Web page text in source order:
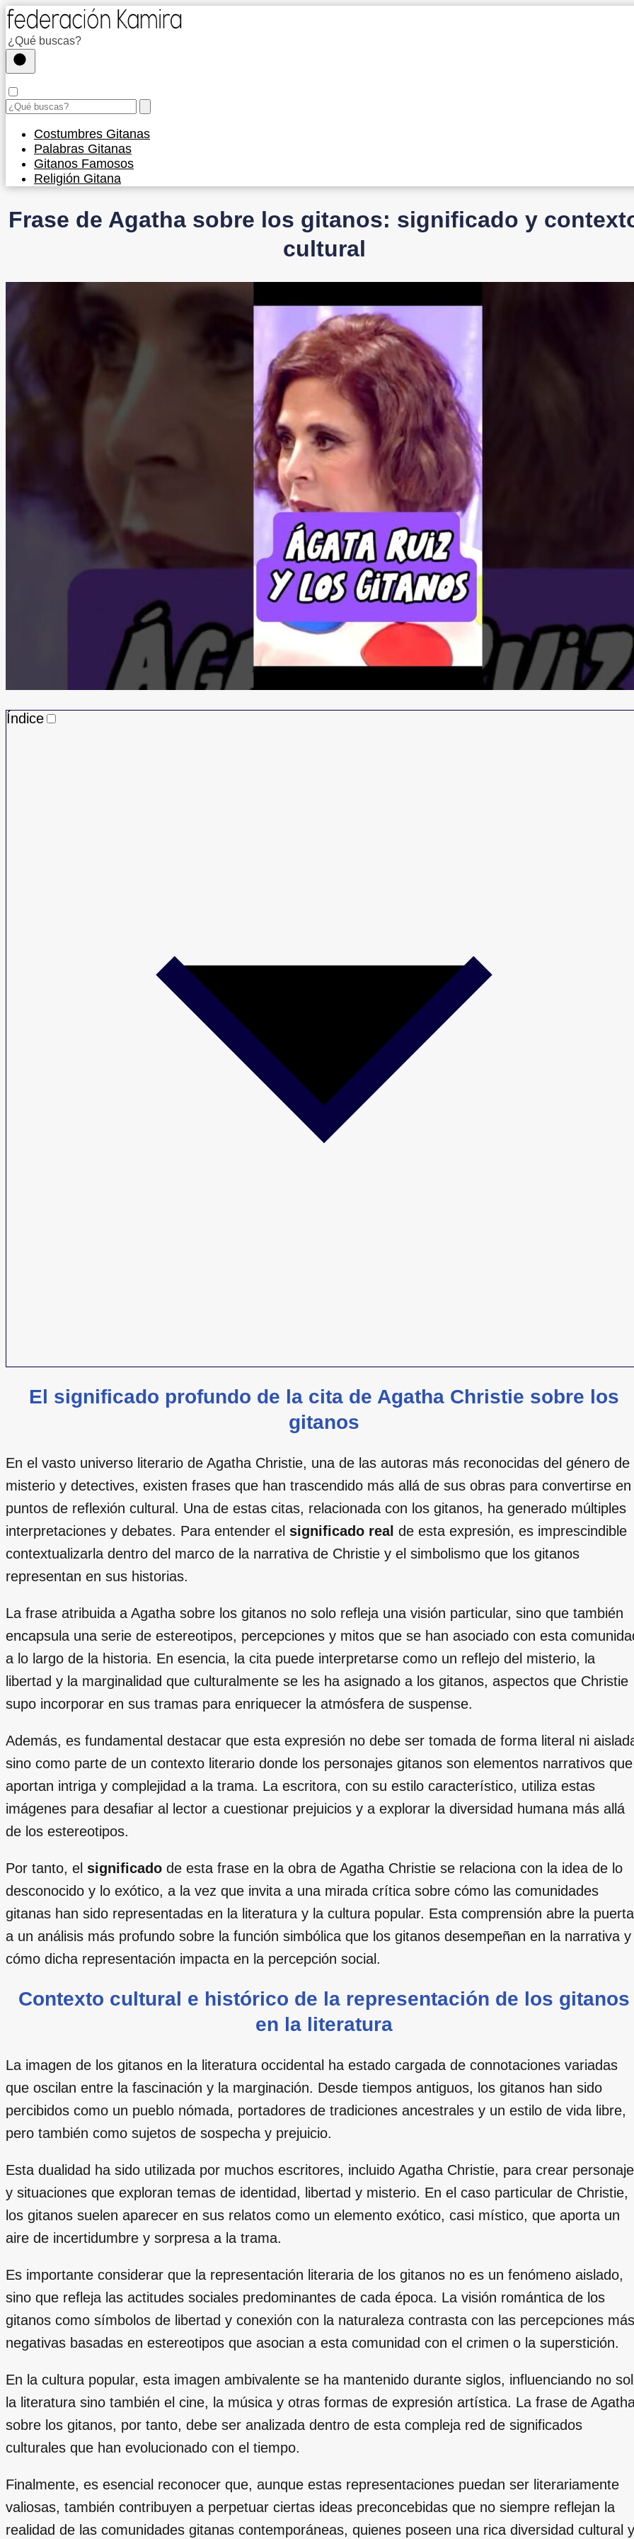
Costumbres Gitanas
Palabras Gitanas
Gitanos Famosos
Religión Gitana
Frase de Agatha sobre los gitanos: significado y
cultural
Índice
El significado profundo de la cita de Agatha Christie sobre los
gitanos
En el vasto universo literario de Agatha Christie, una de las autoras más reconocidas del género de
misterio y detectives, existen frases que han trascendido más allá de sus obras para convertirse en
puntos de reflexión cultural. Una de estas citas, relacionada con los gitanos, ha generado múltiples
interpretaciones y debates. Para entender el significado real de esta expresión, es imprescindible
contextualizarla dentro del marco de la narrativa de Christie y el simbolismo que los gitanos
representan en sus historias.
La frase atribuida a Agatha sobre los gitanos no solo refleja una visión particular, sino que también
encapsula una serie de estereotipos, percepciones y mitos que se han asociado con esta
a lo largo de la historia. En esencia, la cita puede interpretarse como un reflejo del misterio, la
libertad y la marginalidad que culturalmente se les ha asignado a los gitanos, aspectos que Christie
supo incorporar en sus tramas para enriquecer la atmósfera de suspense.
Además, es fundamental destacar que esta expresión no debe ser tomada de forma literal ni
sino como parte de un contexto literario donde los personajes gitanos son elementos narrativos que
aportan intriga y complejidad a la trama. La escritora, con su estilo característico, utiliza estas
imágenes para desafiar al lector a cuestionar prejuicios y a explorar la diversidad humana más allá
de los estereotipos.
Por tanto, el significado de esta frase en la obra de Agatha Christie se relaciona con la idea de lo
desconocido y lo exótico, a la vez que invita a una mirada crítica sobre cómo las comunidades
gitanas han sido representadas en la literatura y la cultura popular. Esta comprensión abre la puerta
a un análisis más profundo sobre la función simbólica que los gitanos desempeñan en la narrativa y
cómo dicha representación impacta en la percepción social.
Contexto cultural e histórico de la representación de los gitanos
en la literatura
La imagen de los gitanos en la literatura occidental ha estado cargada de connotaciones variadas
que oscilan entre la fascinación y la marginación. Desde tiempos antiguos, los gitanos han sido
percibidos como un pueblo nómada, portadores de tradiciones ancestrales y un estilo de vida libre,
pero también como sujetos de sospecha y prejuicio.
Esta dualidad ha sido utilizada por muchos escritores, incluido Agatha Christie, para crear
y situaciones que exploran temas de identidad, libertad y misterio. En el caso particular de Christie,
los gitanos suelen aparecer en sus relatos como un elemento exótico, casi místico, que aporta un
aire de incertidumbre y sorpresa a la trama.
Es importante considerar que la representación literaria de los gitanos no es un fenómeno aislado,
sino que refleja las actitudes sociales predominantes de cada época. La visión romántica de los
gitanos como símbolos de libertad y conexión con la naturaleza contrasta con las percepciones más
negativas basadas en estereotipos que asocian a esta comunidad con el crimen o la superstición.
En la cultura popular, esta imagen ambivalente se ha mantenido durante siglos, influenciando no
la literatura sino también el cine, la música y otras formas de expresión artística. La frase de
sobre los gitanos, por tanto, debe ser analizada dentro de esta compleja red de significados
culturales que han evolucionado con el tiempo.
Finalmente, es esencial reconocer que, aunque estas representaciones puedan ser literariamente
valiosas, también contribuyen a perpetuar ciertas ideas preconcebidas que no siempre reflejan la
realidad de las comunidades gitanas contemporáneas, quienes poseen una rica diversidad cultural y